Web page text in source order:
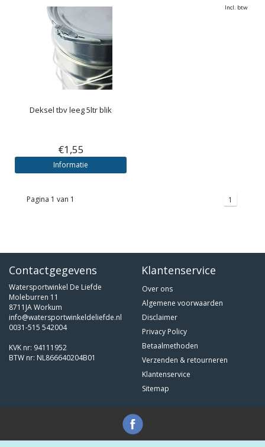
Deksel tbv leeg 5ltr blik
€1,55
Informatie
Incl. btw
Pagina 1 van 1 1
Contactgegevens
Watersportwinkel De Liefde
Moleburren 11
8711JA Workum
info@watersportwinkeldeliefde.nl
0031-515 542004
KVK nr: 94111952
BTW nr: NL866640204B01
Klantenservice
Over ons
Algemene voorwaarden
Disclaimer
Privacy Policy
Betaalmethoden
Verzenden & retourneren
Klantenservice
Sitemap